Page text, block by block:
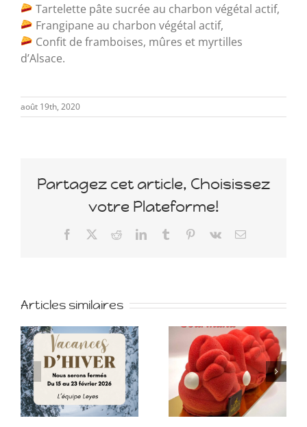
Tartelette pâte sucrée au charbon végétal actif,
Frangipane au charbon végétal actif,
Confit de framboises, mûres et myrtilles
d’Alsace.
août 19th, 2020
Partagez cet article, Choisissez
votre Plateforme!
Facebook RedditLinkedInTumblr Pinterest
Vk Email
Articles similaires